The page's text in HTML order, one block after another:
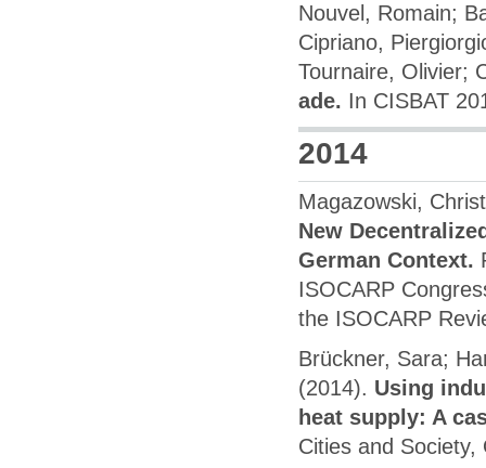
Nouvel, Romain;
Cipriano,
Tournaire, Olivier;
ade. In CISBAT
2014
Magazowski,
New
German Context.
ISOCARP
the ISOCARP
Brückner, Sara;
(2014). Using
heat supply: A
Cities and